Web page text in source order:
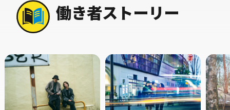
働き者ストーリー